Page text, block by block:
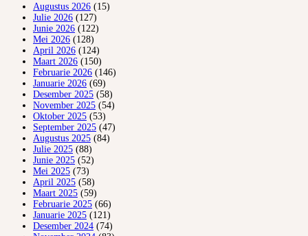
Augustus 2026 (15)
Julie 2026 (127)
Junie 2026 (122)
Mei 2026 (128)
April 2026 (124)
Maart 2026 (150)
Februarie 2026 (146)
Januarie 2026 (69)
Desember 2025 (58)
November 2025 (54)
Oktober 2025 (53)
September 2025 (47)
Augustus 2025 (84)
Julie 2025 (88)
Junie 2025 (52)
Mei 2025 (73)
April 2025 (58)
Maart 2025 (59)
Februarie 2025 (66)
Januarie 2025 (121)
Desember 2024 (74)